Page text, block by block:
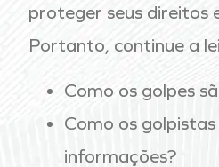
proteger seus direitos
Portanto, continue a
Como os golpes
Como os
informações?